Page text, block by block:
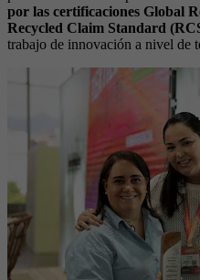
por las certificaciones Global
Recycled Claim Standard
trabajo de innovación a nivel de